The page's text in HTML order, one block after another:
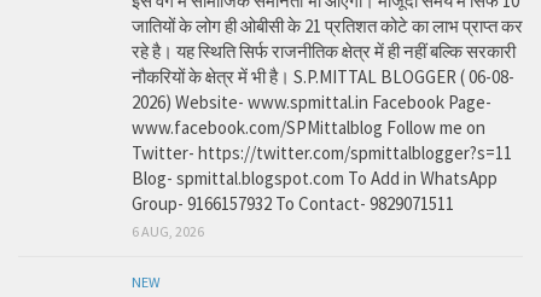
जातियों के लोग ही ओबीसी के 21 प्रतिशत कोटे का लाभ प्राप्त कर
रहे है। यह स्थिति सिर्फ राजनीतिक क्षेत्र में ही नहीं बल्कि सरकारी
नौकरियों के क्षेत्र में भी है। S.P.MITTAL BLOGGER ( 06-08-
2026) Website- www.spmittal.in Facebook Page-
www.facebook.com/SPMittalblog Follow me on
Twitter- https://twitter.com/spmittalblogger?s=11
Blog- spmittal.blogspot.com To Add in WhatsApp
Group- 9166157932 To Contact- 9829071511
6 AUG, 2026
NEW